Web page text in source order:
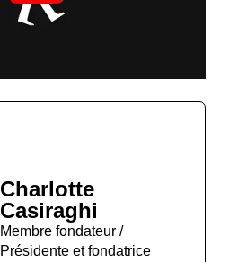
Charlotte
Casiraghi
Membre fondateur /
Présidente et fondatrice